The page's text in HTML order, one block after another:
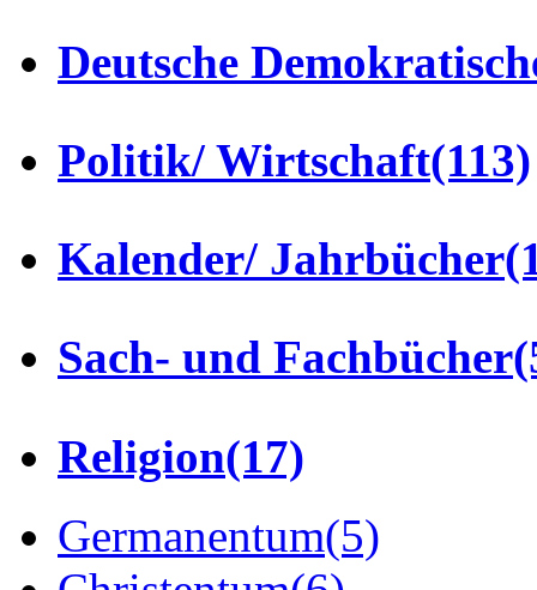
Deutsche
Politik/ Wirtschaft(113)
Kalender/ Jahrbücher
Sach- und Fachbücher
Religion(17)
Germanentum(5)